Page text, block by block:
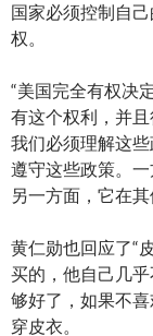
国家必须控制自
权。
“美国完全有权决
有这个权利，并
我们必须理解这
遵守这些政策。
另一方面，它在其
黄仁勋也回应了“
买的，他自己几
够好了，如果不
穿皮衣。